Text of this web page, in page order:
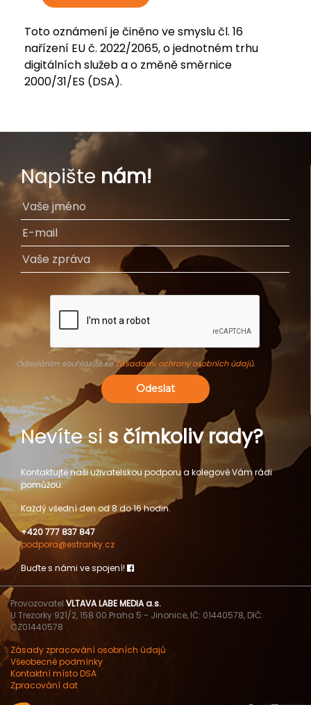
Toto oznámení je činěno ve smyslu čl. 16
nařízení EU č. 2022/2065, o jednotném trhu
digitálních služeb a o změně směrnice
2000/31/ES (DSA).
Napište nám!
Odesláním souhlasíte seZásadami ochrany osobních údajů.
Odeslat
Nevíte si s čímkoliv rady?
Kontaktujte naši uživatelskou podporu a kolegové Vám rádi
pomůžou.
Každý všední den od 8 do 16 hodin.
+420 777 837 847
podpora@estranky.cz
Buďte s námi ve spojení!
Provozovatel VLTAVA LABE MEDIA a.s.
U Trezorky 921/2, 158 00 Praha 5 - Jinonice, IČ: 01440578, DIČ:
CZ01440578
Zásady zpracování osobních údajů
Všeobecné podmínky
Kontaktní místo DSA
Zpracování dat